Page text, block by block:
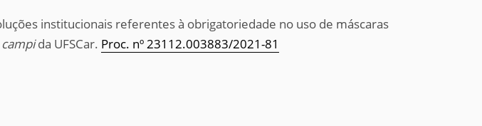
institucionais referentes à obrigatoriedade no uso de máscaras
campida UFSCar. Proc. nº 23112.003883/2021-81